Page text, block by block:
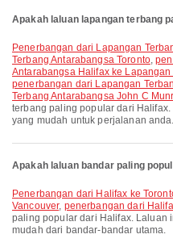
Apakah laluan lapangan terbang
penerbangan dari Lapangan Terbang Antarabangsa Halifax ke Lapangan
Terbang Antarabangsa Toronto,
Antarabangsa Halifax ke
penerbangan dari Lapangan
Terbang Antarabangsa John C
terbang paling popular dari
yang mudah untuk perjalanan anda.
Apakah laluan bandar paling
penerbangan dari Halifax ke
Vancouver, penerbangan dari
paling popular dari Halifax. Laluan
mudah dari bandar-bandar utama.